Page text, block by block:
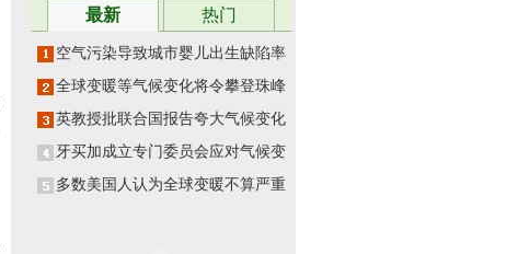
最新 热门
空气污染导致城市婴儿出生缺陷率翻
番
全球变暖等气候变化将令攀登珠峰更
危险
英教授批联合国报告夸大气候变化影
响
牙买加成立专门委员会应对气候变化
多数美国人认为全球变暖不算严重威